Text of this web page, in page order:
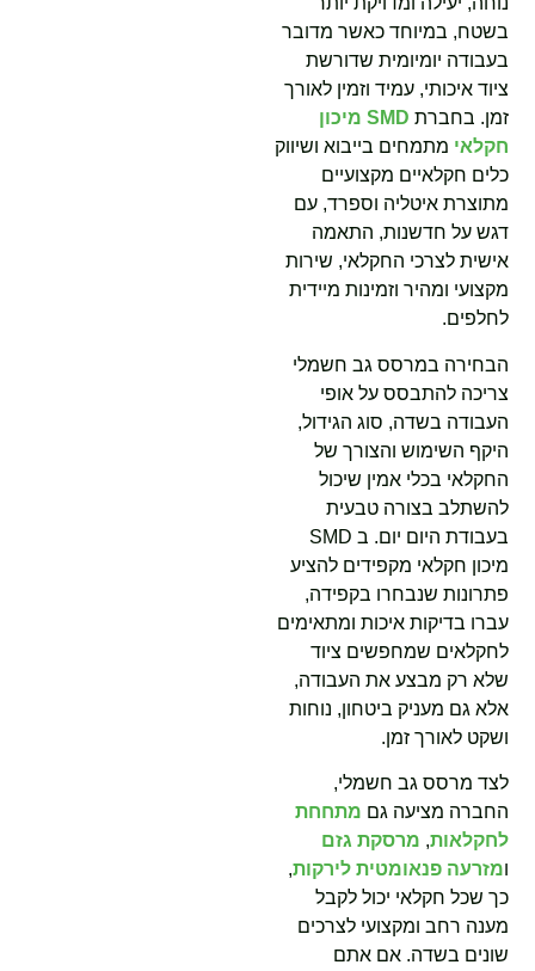
בשטח, במיוחד כאשר מדובר
בעבודה יומיומית שדורשת
ציוד איכותי, עמיד וזמין לאורך
זמן. בחברת
SMD מיכון
חקלאי מתמחים בייבוא ושיווק
כלים חקלאיים מקצועיים
מתוצרת איטליה וספרד, עם
דגש על חדשנות, התאמה
אישית לצרכי החקלאי, שירות
מקצועי ומהיר וזמינות מיידית
לחלפים.
הבחירה במרסס גב חשמלי
צריכה להתבסס על אופי
העבודה בשדה, סוג הגידול,
היקף השימוש והצורך של
החקלאי בכלי אמין שיכול
להשתלב בצורה טבעית
בעבודת היום יום. ב SMD
מיכון חקלאי מקפידים להציע
פתרונות שנבחרו בקפידה,
עברו בדיקות איכות ומתאימים
לחקלאים שמחפשים ציוד
שלא רק מבצע את העבודה,
אלא גם מעניק ביטחון, נוחות
ושקט לאורך זמן.
לצד מרסס גב חשמלי,
החברה מציעה גם מתחחת
לחקלאות, מרסקת גזם
ומזרעה פנאומטית לירקות,
כך שכל חקלאי יכול לקבל
מענה רחב ומקצועי לצרכים
שונים בשדה. אם אתם